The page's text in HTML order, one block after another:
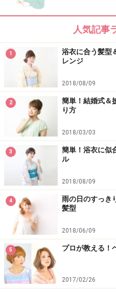
人気記事
1
浴衣に合う髪型
レンジ
2018/08/09
2
簡単！結婚式＆
り方
2018/03/03
3
簡単！浴衣に似
ル
2018/08/09
4
雨の日のすっき
髪型
2018/06/09
5 プロが教える！
2017/02/26